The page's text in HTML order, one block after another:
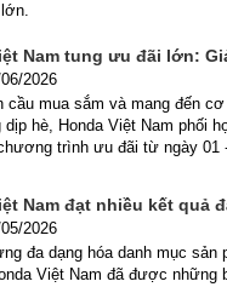
Nam tung ưu đãi lớn:
06/2026
cầu mua sắm và mang đến
dịp hè, Honda Việt Nam phối
trình ưu đãi từ ngày 01
Nam đạt nhiều kết quả
05/2026
đa dạng hóa danh mục
Việt Nam đã được những